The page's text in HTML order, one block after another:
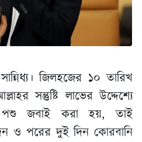
জিলহজের ১০ তারিখ
সন্তুষ্টি লাভের উদ্দেশ্যে
পশু জবাই করা হয়, তাই
ও পরের দুই দিন কোরবানি